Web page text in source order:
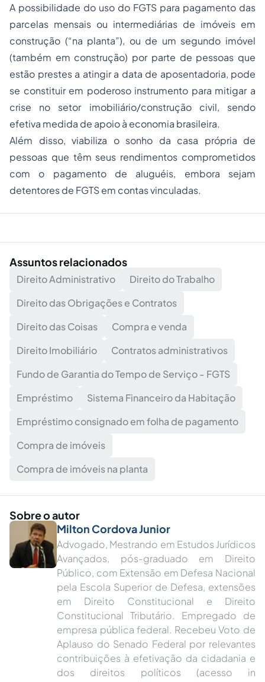
A possibilidade do uso do FGTS para pagamento das
parcelas mensais ou intermediárias de imóveis em
construção (“na planta”), ou de um segundo imóvel
(também em construção) por parte de pessoas que
estão prestes a atingir a data de aposentadoria, pode
se constituir em poderoso instrumento para mitigar a
crise no setor imobiliário/construção civil, sendo
efetiva medida de apoio à economia brasileira.
Além disso, viabiliza o sonho da casa própria de
pessoas que têm seus rendimentos comprometidos
com o pagamento de aluguéis, embora sejam
detentores de FGTS em contas vinculadas.
Assuntos relacionados
Direito Administrativo
Direito do Trabalho
Direito das Obrigações e Contratos
Direito das Coisas
Compra e venda
Direito Imobiliário
Contratos administrativos
Fundo de Garantia do Tempo de Serviço - FGTS
Empréstimo
Sistema Financeiro da Habitação
Empréstimo consignado em folha de pagamento
Compra de imóveis
Compra de imóveis na planta
Sobre o autor
Milton Cordova Junior
Advogado, Mestrando em Estudos Jurídicos
Avançados, pós-graduado em Direito
Público, com Extensão em Defesa Nacional
pela Escola Superior de Defesa, extensões
em Direito Constitucional e Direito
Constitucional Tributário. Empregado de
empresa pública federal. Recebeu Voto de
Aplauso do Senado Federal por relevantes
contribuições à efetivação da cidadania e
dos direitos políticos (acesso in